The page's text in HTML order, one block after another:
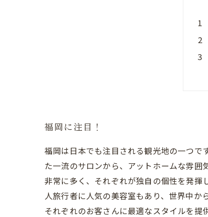
福岡に注目！
福岡は日本でも注目される観光地の一つで
た一流のサロンから、アットホームな雰
非常に多く、それぞれが独自の個性を発揮
人旅行者に人気の美容室もあり、世界中か
それぞれのお客さんに最適なスタイルを提